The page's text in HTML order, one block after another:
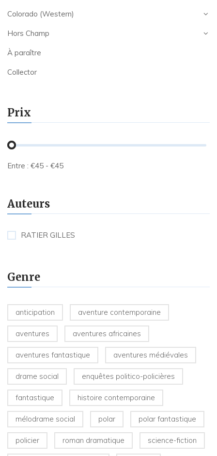
Colorado (Western)
Hors Champ
À paraître
Collector
Prix
Entre : €45 - €45
Auteurs
RATIER GILLES
Genre
anticipation aventure contemporaine
aventures aventures africaines
aventures fantastique aventures médiévales
drame social enquêtes politico-policières
fantastique histoire contemporaine
mélodrame social polar polar fantastique
policier roman dramatique science-fiction